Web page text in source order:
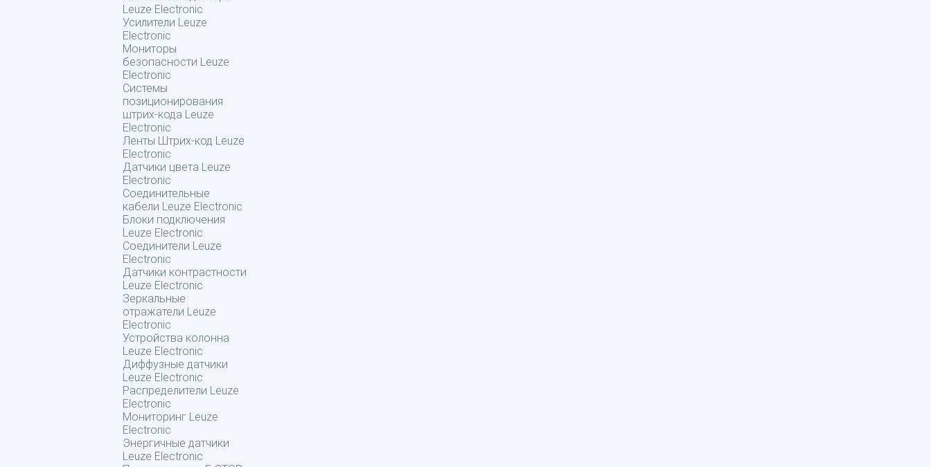
Leuze Electronic
Усилители Leuze
Electronic
Мониторы
безопасности Leuze
Electronic
Системы
позиционирования
штрих-кода Leuze
Electronic
Ленты Штрих-код Leuze
Electronic
Датчики цвета Leuze
Electronic
Соединительные
кабели Leuze Electronic
Блоки подключения
Leuze Electronic
Соединители Leuze
Electronic
Датчики контрастности
Leuze Electronic
Зеркальные
отражатели Leuze
Electronic
Устройства колонна
Leuze Electronic
Диффузные датчики
Leuze Electronic
Распределители Leuze
Electronic
Мониторинг Leuze
Electronic
Энергичные датчики
Leuze Electronic